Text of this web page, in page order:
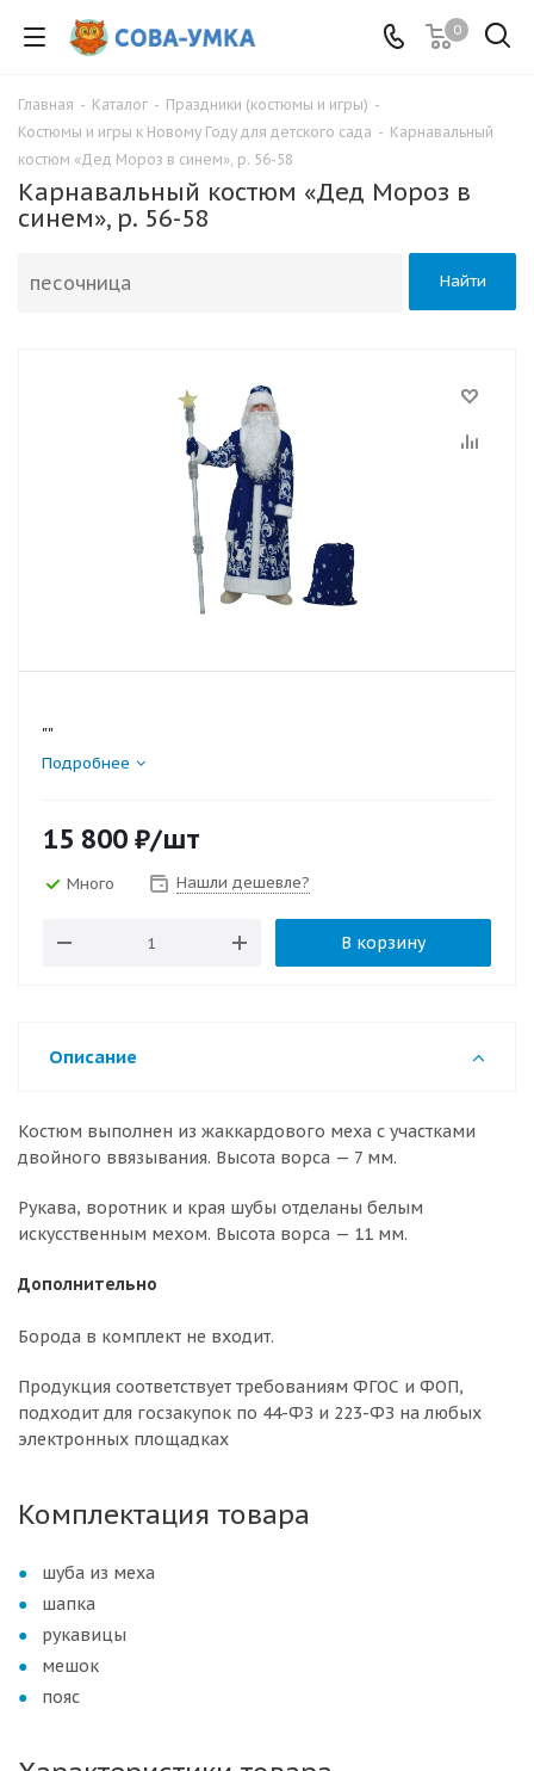
0
Главная - Каталог - Праздники (костюмы и игры) -
Костюмы и игры к Новому Году для детского сада - Карнавальный
костюм «Дед Мороз в синем», р. 56-58
Карнавальный костюм «Дед Мороз в
синем», р. 56-58
Найти
""
Подробнее
15 800 ₽/шт
Много Нашли дешевле?
В корзину
Описание
Костюм выполнен из жаккардового меха с участками
двойного ввязывания. Высота ворса — 7 мм.
Рукава, воротник и края шубы отделаны белым
искусственным мехом. Высота ворса — 11 мм.
Дополнительно
Борода в комплект не входит.
Продукция соответствует требованиям ФГОС и ФОП,
подходит для госзакупок по 44-ФЗ и 223-ФЗ на любых
электронных площадках
Комплектация товара
шуба из меха
шапка
рукавицы
мешок
пояс